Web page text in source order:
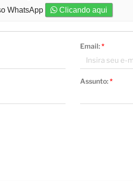
WhatsApp Clicando aqui
Email:*
Assunto:*